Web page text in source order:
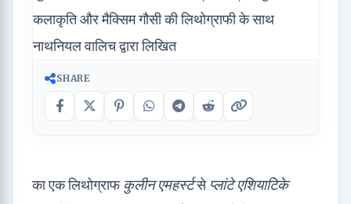
SHARE
का एक लिथोग्राफ कुलीन एमहर्स्टसे प्लांटे एशियाटिके